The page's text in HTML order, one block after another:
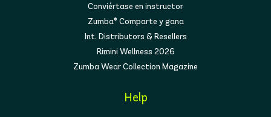
Conviértase en instructor
Zumba® Comparte y gana
Int. Distributors & Resellers
Rimini Wellness 2026
Zumba Wear Collection Magazine
Help